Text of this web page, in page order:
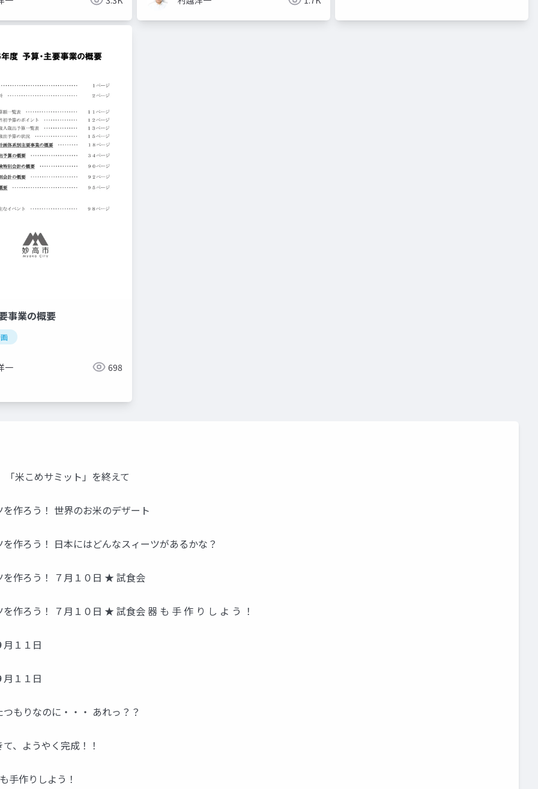
事業の概要
一 698
米こめサミット」を終えて
作ろう！ 世界のお米のデザート
作ろう！ 日本にはどんなスィーツがあるかな？
作ろう！ ７月１０日 ★ 試食会
作ろう！ ７月１０日 ★ 試食会 器 も 手 作 り し よ う ！
１１日
１１日
もりなのに・・・ あれっ？？
、ようやく完成！！
手作りしよう！